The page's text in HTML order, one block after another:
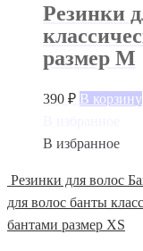
Резинки
размер М
390 ₽ В корзину
В избранное
Резинки для волос
для волос банты
бантами размер XS